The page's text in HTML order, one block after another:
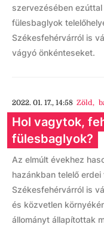
szervezésében
fülesbaglyok
Székesfehérvárról is
vágyó önkénteseket.
2022. 01. 17., 14:58 Zöld,
Hol vagytok,
fülesbaglyok?
Az elmúlt évekhez
hazánkban telelő
Székesfehérvárról is
és közvetlen
állományt állapítottak